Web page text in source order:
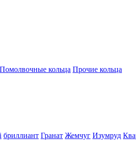
Помолвочные кольца Прочие кольца
бриллиант Гранат Жемчуг Изумруд